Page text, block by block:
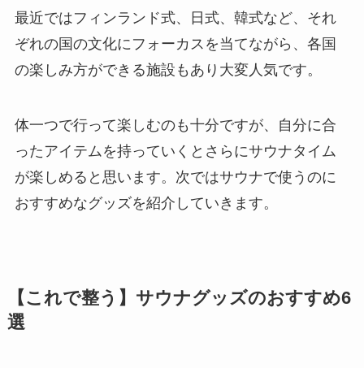
最近ではフィンランド式、日式、韓式など、それ
ぞれの国の文化にフォーカスを当てながら、各国
の楽しみ方ができる施設もあり大変人気です。
体一つで行って楽しむのも十分ですが、自分に合
ったアイテムを持っていくとさらにサウナタイム
が楽しめると思います。次ではサウナで使うのに
おすすめなグッズを紹介していきます。
【これで整う】サウナグッズのおすすめ6
選